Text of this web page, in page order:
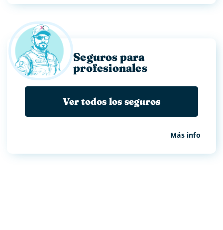
Seguros para
profesionales
Ver todos los seguros
Más info